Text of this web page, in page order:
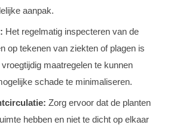
aanpak.
Het regelmatig inspecteren van de
op tekenen van ziekten of plagen is
maatregelen te kunnen
schade te minimaliseren.
Zorg ervoor dat de planten
hebben en niet te dicht op elkaar